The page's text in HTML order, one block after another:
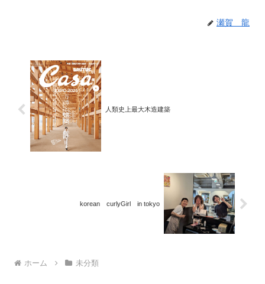
瀬賀 龍
人類史上最大木造建築
korean curlyGirl in tokyo
ホーム 未分類